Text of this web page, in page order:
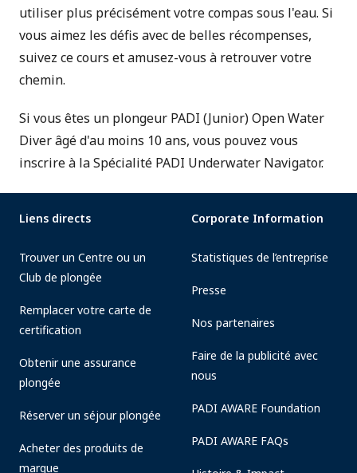
utiliser plus précisément votre compas sous l'eau. Si
vous aimez les défis avec de belles récompenses,
suivez ce cours et amusez-vous à retrouver votre
chemin.
Si vous êtes un plongeur PADI (Junior) Open Water
Diver âgé d'au moins 10 ans, vous pouvez vous
inscrire à la Spécialité PADI Underwater Navigator.
Liens directs
Trouver un Centre ou un
Club de plongée
Remplacer votre carte de
certification
Obtenir une assurance
plongée
Réserver un séjour plongée
Acheter des produits de
marque
Corporate Information
Statistiques de l’entreprise
Presse
Nos partenaires
Faire de la publicité avec
nous
PADI AWARE Foundation
PADI AWARE FAQs